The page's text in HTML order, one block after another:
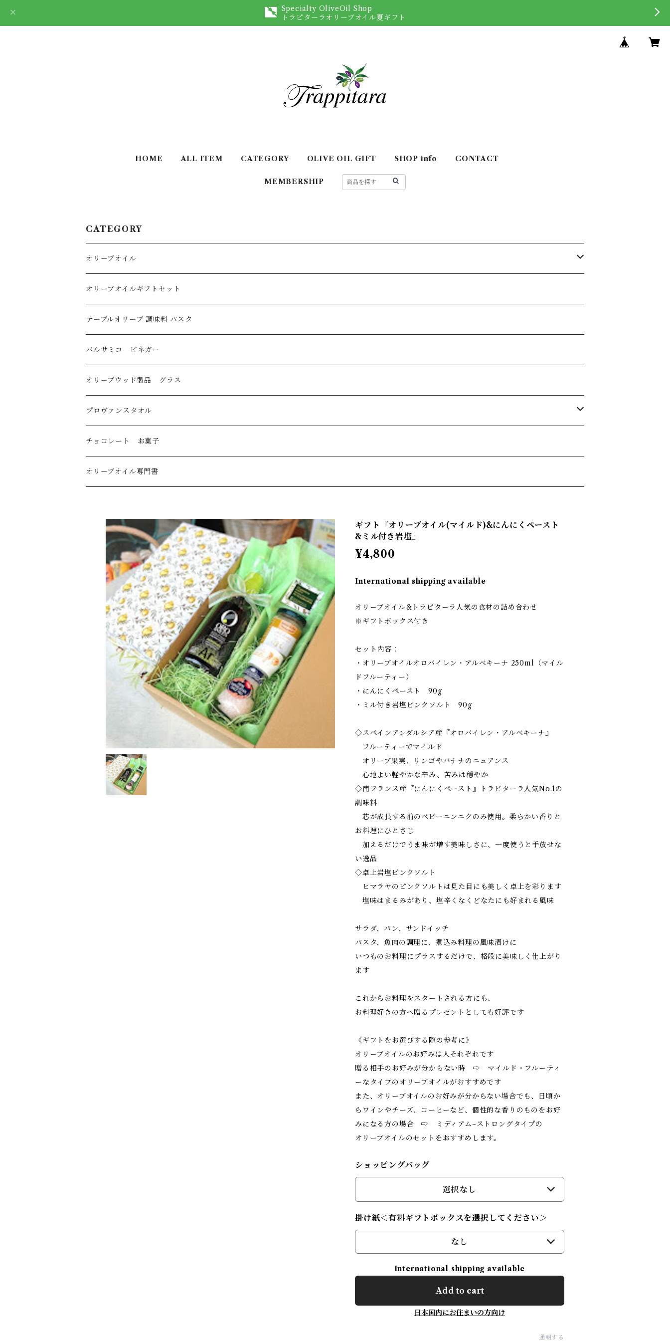
Specialty OliveOil Shop
トラピターラオリーブオイル夏ギフト
HOME ALL ITEM CATEGORY OLIVE OIL GIFT SHOP info CONTACT
MEMBERSHIP
CATEGORY
オリーブオイル
オリーブオイル
イタリア産
スペイン産
オリーブオイル・ミディアム
フレーバーオリーブオイル
オリーブオイルギフトセット
テーブルオリーブ 調味料 パスタ
バルサミコ ビネガー
オリーブウッド製品 グラス
プロヴァンスタオル
刺繍ラウンドタオル
刺繍キッチンタオル
チョコレート お菓子
オリーブオイル専門書
ギフト『オリーブオイル(マイルド)&にんにくペースト
&ミル付き岩塩』
¥4,800
International shipping available
オリーブオイル&トラピターラ人気の食材の詰め合わせ
※ギフトボックス付き
セット内容：
・オリーブオイルオロバイレン・アルベキーナ 250ml（マイル
ドフルーティー）
・にんにくペースト 90g
・ミル付き岩塩ピンクソルト 90g
◇スペインアンダルシア産『オロバイレン・アルベキーナ』
フルーティーでマイルド
オリーブ果実、リンゴやバナナのニュアンス
心地よい軽やかな辛み、苦みは穏やか
◇南フランス産『にんにくペースト』トラピターラ人気No.1の
調味料
芯が成長する前のベビーニンニクのみ使用。柔らかい香りと
お料理にひとさじ
加えるだけでうま味が増す美味しさに、一度使うと手放せな
い逸品
◇卓上岩塩ピンクソルト
ヒマラヤのピンクソルトは見た目にも美しく卓上を彩ります
塩味はまるみがあり、塩辛くなくどなたにも好まれる風味
サラダ、パン、サンドイッチ
パスタ、魚肉の調理に、煮込み料理の風味漬けに
いつものお料理にプラスするだけで、格段に美味しく仕上がり
ます
これからお料理をスタートされる方にも、
お料理好きの方へ贈るプレゼントとしても好評です
《ギフトをお選びする際の参考に》
オリーブオイルのお好みは人それぞれです
贈る相手のお好みが分からない時 ⇨ マイルド・フルーティ
ーなタイプのオリーブオイルがおすすめです
また、オリーブオイルのお好みが分からない場合でも、日頃か
らワインやチーズ、コーヒーなど、個性的な香りのものをお好
みになる方の場合 ⇨ ミディアム~ストロングタイプの
オリーブオイルのセットをおすすめします。
ショッピングバッグ
選択なし
掛け紙＜有料ギフトボックスを選択してください＞
なし
International shipping available
Add to cart
日本国内にお住まいの方向け
通報する